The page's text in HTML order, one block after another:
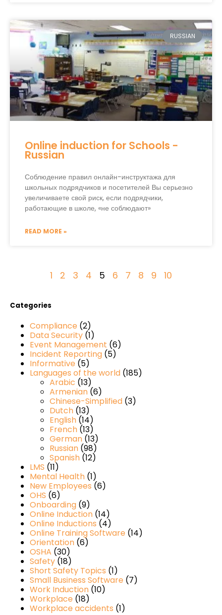
RUSSIAN
Online induction for Schools -
Russian
Соблюдение правил онлайн-инструктажа для
школьных подрядчиков и посетителей Вы серьезно
увеличиваете свой риск, если подрядчики,
работающие в школе, «не соблюдают»
READ MORE »
1 2 3 4 5 6 7 8 9 10
Categories
Compliance (2)
Data Security (1)
Event Management (6)
Incident Reporting (5)
Informative (5)
Languages of the world (185)
Arabic (13)
Armenian (6)
Chinese-Simplified (3)
Dutch (13)
English (14)
French (13)
German (13)
Russian (98)
Spanish (12)
LMS (11)
Mental Health (1)
New Employees (6)
OHS (6)
Onboarding (9)
Online Induction (14)
Online Inductions (4)
Online Training Software (14)
Orientation (6)
OSHA (30)
Safety (18)
Short Safety Topics (1)
Small Business Software (7)
Work Induction (10)
Workplace (18)
Workplace accidents (1)